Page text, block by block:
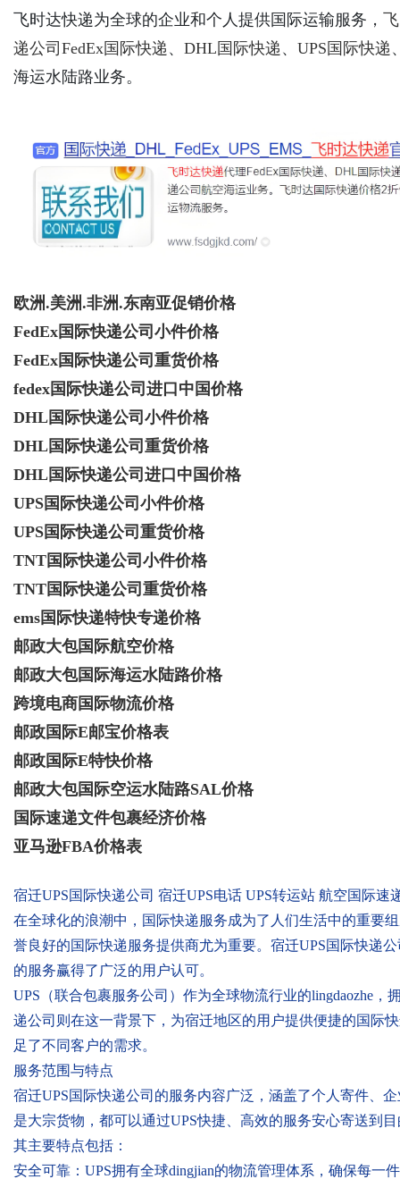
ar
d
飞时达快递为全球的企业和个人提供国际运输服务，
递公司 FedEx国际快递 、 DHL国际快递 、 UPS国际快递
海运水陆路业务。
欧洲.美洲.非洲.东南亚促销价格
FedEx国际快递公司小件价格
FedEx国际快递公司重货价格
fedex国际快递公司进口中国价格
DHL国际快递公司小件价格
DHL国际快递公司重货价格
DHL国际快递公司进口中国价格
UPS国际快递公司小件价格
UPS国际快递公司重货价格
TNT国际快递公司小件价格
TNT国际快递公司重货价格
ems国际快递特快专递价格
邮政大包国际航空价格
邮政大包国际海运水陆路价格
跨境电商国际物流价格
邮政国际E邮宝价格表
邮政国际E特快价格
邮政大包国际空运水陆路SAL价格
国际速递文件包裹经济价格
亚马逊FBA价格表
宿迁UPS国际快递公司 宿迁UPS电话 UPS转运站 航空国际速
在全球化的浪潮中，国际快递服务成为了人们生活中的重要
誉良好的国际快递服务提供商尤为重要。宿迁UPS国际快递
的服务赢得了广泛的用户认可。
UPS（联合包裹服务公司）作为全球物流行业的lingdaozhe
递公司则在这一背景下，为宿迁地区的用户提供便捷的国际
足了不同客户的需求。
服务范围与特点
宿迁UPS国际快递公司的服务内容广泛，涵盖了个人寄件、
是大宗货物，都可以通过UPS快捷、高效的服务安心寄送到
其主要特点包括：
安全可靠：UPS拥有全球dingjian的物流管理体系，确保每一